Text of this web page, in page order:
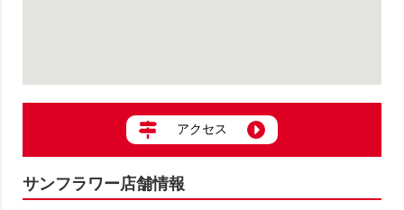
アクセス
サンフラワー店舗情報